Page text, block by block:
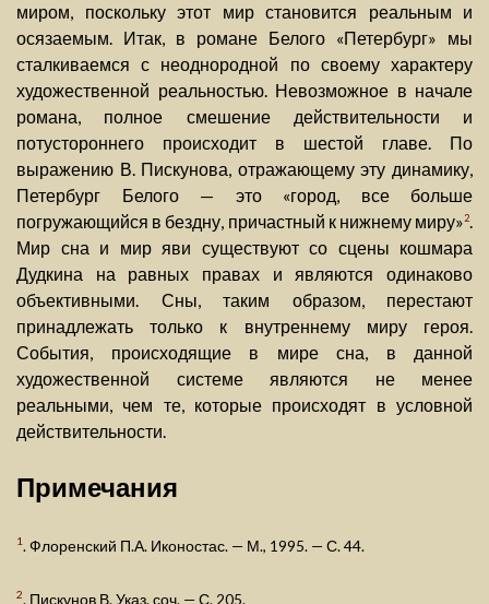
миром, поскольку этот мир становится реальным и
осязаемым. Итак, в романе Белого «Петербург» мы
сталкиваемся с неоднородной по своему характеру
художественной реальностью. Невозможное в начале
романа, полное смешение действительности и
потустороннего происходит в шестой главе. По
выражению В. Пискунова, отражающему эту динамику,
Петербург Белого — это «город, все больше
погружающийся в бездну, причастный к нижнему миру»2.
Мир сна и мир яви существуют со сцены кошмара
Дудкина на равных правах и являются одинаково
объективными. Сны, таким образом, перестают
принадлежать только к внутреннему миру героя.
События, происходящие в мире сна, в данной
художественной системе являются не менее
реальными, чем те, которые происходят в условной
действительности.
Примечания
1. Флоренский П.А. Иконостас. — М., 1995. — С. 44.
2. Пискунов В. Указ. соч. — С. 205.